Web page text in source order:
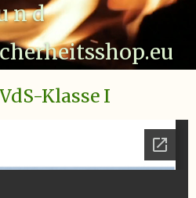
n d
Klasse I